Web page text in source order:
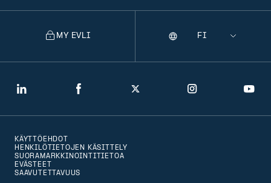
LinkedIn Facebook Twitter Instagram
MY EVLI
Selecting
Kieli
KÄYTTÖEHDOT
HENKILÖTIETOJEN KÄSITTELY
SUORAMARKKINOINTITIETOA
EVÄSTEET
SAAVUTETTAVUUS